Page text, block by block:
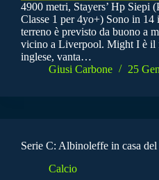
4900 metri, Stayers’ Hp Siepi
Classe 1 per 4yo+) Sono in 14
terreno è previsto da buono a
vicino a Liverpool. Might I è il
inglese, vanta…
Giusi Carbone
25
Serie C: Albinoleffe in casa del
Calcio